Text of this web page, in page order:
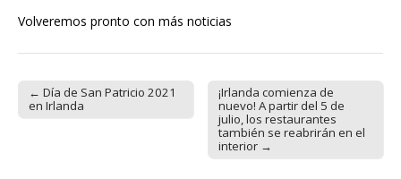
Volveremos pronto con más noticias
Post navigation
← Día de San Patricio 2021
en Irlanda
¡Irlanda comienza de
nuevo! A partir del 5 de
julio, los restaurantes
también se reabrirán en el
interior →